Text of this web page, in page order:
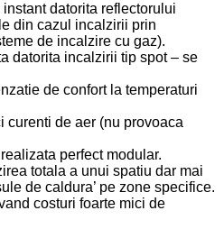
datorita reflectorului
din cazul incalzirii prin
de incalzire cu gaz).
datorita incalzirii tip spot – se
de confort la temperaturi
curenti de aer (nu provoaca
perfect modular.
totala a unui spatiu dar mai
de caldura’ pe zone specifice.
costuri foarte mici de